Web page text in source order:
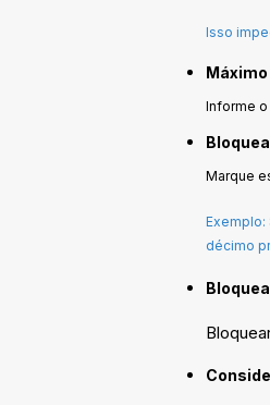
Isso
Informe
Marque
Exemplo:
décimo